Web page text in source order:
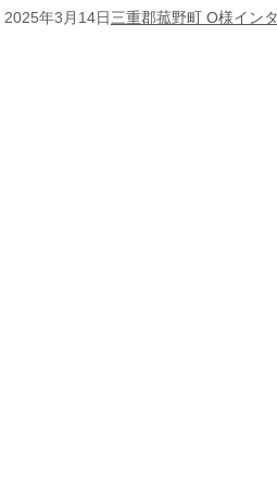
2025年3月14日三重郡菰野町 O様イン